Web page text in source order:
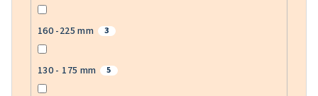
160 -225 mm 3
130 - 175 mm 5